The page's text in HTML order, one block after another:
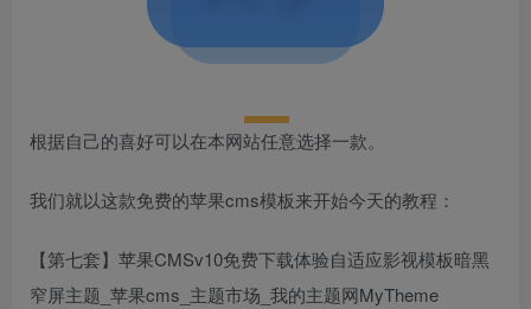
根据自己的喜好可以在本网站任意选择一款。
我们就以这款免费的苹果cms模板来开始今天的教程：
【第七套】苹果CMSv10免费下载体验自适应影视模板暗黑
窄屏主题_苹果cms_主题市场_我的主题网MyTheme​